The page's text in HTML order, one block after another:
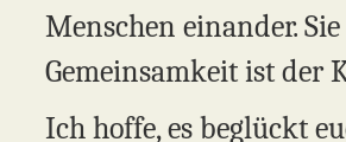
Menschen einander.
Gemeinsamkeit ist der
Ich hoffe, es beglückt